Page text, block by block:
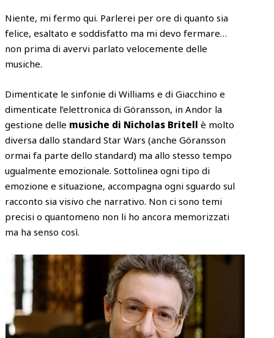
Niente, mi fermo qui. Parlerei per ore di quanto sia
felice, esaltato e soddisfatto ma mi devo fermare…
non prima di avervi parlato velocemente delle
musiche.
Dimenticate le sinfonie di Williams e di Giacchino e
dimenticate l’elettronica di Göransson, in Andor la
gestione delle musiche di Nicholas Britell è molto
diversa dallo standard Star Wars (anche Göransson
ormai fa parte dello standard) ma allo stesso tempo
ugualmente emozionale. Sottolinea ogni tipo di
emozione e situazione, accompagna ogni sguardo sul
racconto sia visivo che narrativo. Non ci sono temi
precisi o quantomeno non li ho ancora memorizzati
ma ha senso così.